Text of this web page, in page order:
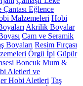
Çantası Eğlence
Malzemeleri Hobi
Akrilik Boyalar
Cam ve Seramik
Boyaları Resim Fırçası
Örgü İpi Güpür
Boncuk Mum &
Aletleri ve
Hobi Aletleri Taş